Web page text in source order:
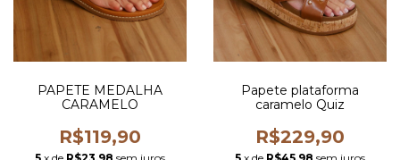
PAPETE MEDALHA
CARAMELO
R$119,90
Papete plataforma
caramelo Quiz
R$229,90